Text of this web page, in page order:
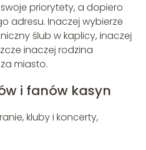
priorytety, a dopiero
adresu. Inaczej wybierze
ślub w kaplicy, inaczej
inaczej rodzina
miasto.
i fanów kasyn
kluby i koncerty,